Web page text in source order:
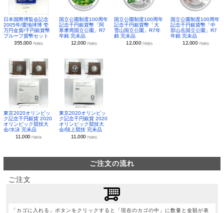
日本国際博覧会記念
2005年/愛地球博 壱
万円金貨/千円銀貨幣
プルーフ貨幣セット
355,000 円(税別)
国立公園制度100周年
記念千円銀貨幣「阿
寒摩周国立公園」R7
年銘 完未品
12,000 円(税別)
国立公園制度100周年
記念千円銀貨幣「大
雪山国立公園」R7年
銘 完未品
12,000 円(税別)
国立公園制度100周年
記念千円銀貨幣「中
部山岳国立公園」R7
年銘 完未品
12,000 円(税別)
東京2020オリンピッ
ク記念千円銀貨 2020
オリンピック競技大
会/水泳 完未品
11,000円(税別)
東京2020オリンピッ
ク記念千円銀貨 2020
オリンピック競技大
会/陸上競技 完未品
11,000 円(税別)
ご注文の流れ
ご注文
「カゴに入れる」ボタンをクリックすると「現在のカゴの中」に数量と金額が表